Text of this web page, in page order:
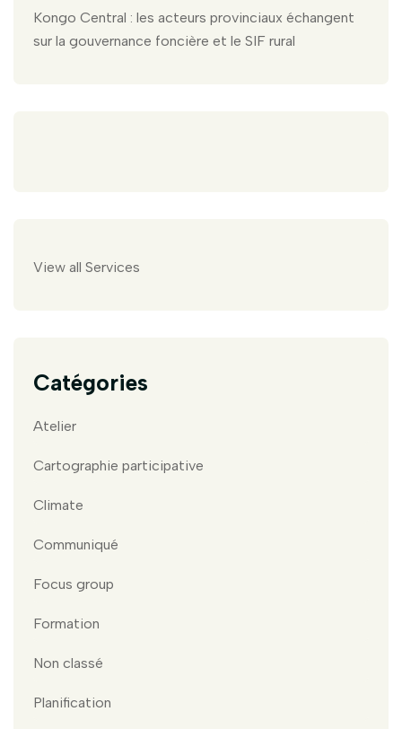
Kongo Central : les acteurs provinciaux échangent
sur la gouvernance foncière et le SIF rural
View all Services
Catégories
Atelier
Cartographie participative
Climate
Communiqué
Focus group
Formation
Non classé
Planification